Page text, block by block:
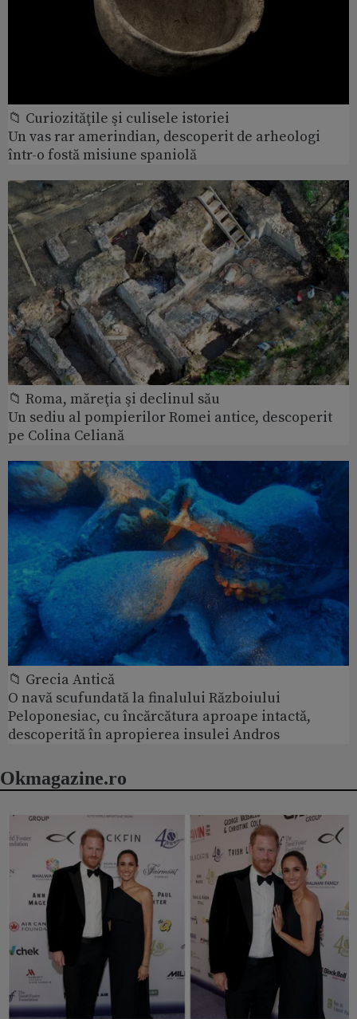
📁 Curiozităţile şi culisele istoriei
Un vas rar amerindian, descoperit de arheologi
într-o fostă misiune spaniolă
📁 Roma, măreţia şi declinul său
Un sediu al pompierilor Romei antice, descoperit
pe Colina Celiană
📁 Grecia Antică
O navă scufundată la finalului Războiului
Peloponesiac, cu încărcătura aproape intactă,
descoperită în apropierea insulei Andros
Okmagazine.ro